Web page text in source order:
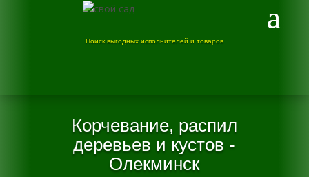
Поиск выгодных исполнителей и товаров
Корчевание, распил
деревьев и кустов -
Олекминск